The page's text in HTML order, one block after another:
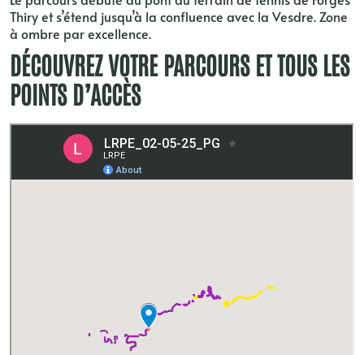
Thiry et s’étend jusqu’à la confluence avec la Vesdre. Zone
à ombre par excellence.
DÉCOUVREZ VOTRE PARCOURS ET TOUS LES
POINTS D’ACCÈS